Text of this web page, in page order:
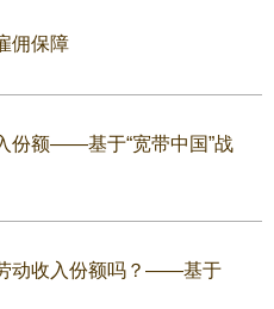
佣保障
份额——基于“宽带中国”战
动收入份额吗？——基于